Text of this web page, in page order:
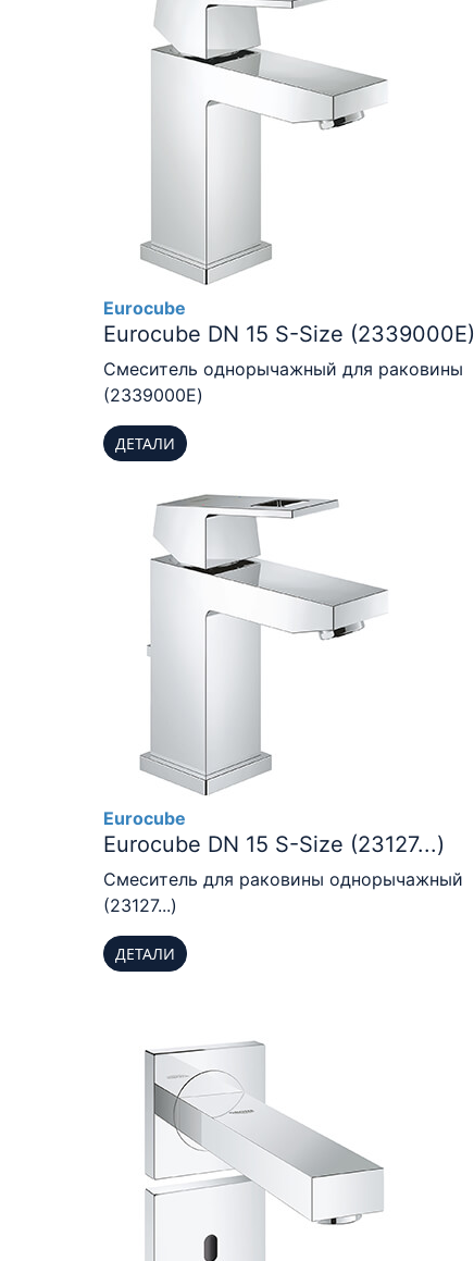
Eurocube
Eurocube DN 15 S-Size (2339000E)
Смеситель однорычажный для раковины
(2339000E)
ДЕТАЛИ
Eurocube
Eurocube DN 15 S-Size (23127...)
Смеситель для раковины однорычажный
(23127...)
ДЕТАЛИ